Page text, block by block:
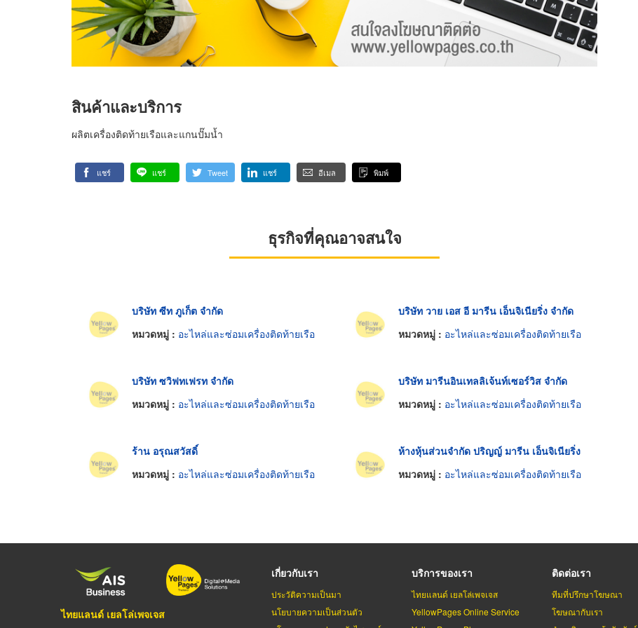
สินค้าและบริการ
ผลิตเครื่องติดท้ายเรือและแกนปั๊มน้ำ
แชร์ แชร์ Tweet แชร์ อีเมล พิมพ์
ธุรกิจที่คุณอาจสนใจ
บริษัท ซีท ภูเก็ต จำกัด
หมวดหมู่ : อะไหล่และซ่อมเครื่องติดท้ายเรือ
บริษัท วาย เอส อี มารีน เอ็นจิเนียริ่ง จำกัด
หมวดหมู่ : อะไหล่และซ่อมเครื่องติดท้ายเรือ
บริษัท ซวิฟทเฟรท จำกัด
หมวดหมู่ : อะไหล่และซ่อมเครื่องติดท้ายเรือ
บริษัท มารีนอินเทลลิเจ้นท์เซอร์วิส จำกัด
หมวดหมู่ : อะไหล่และซ่อมเครื่องติดท้ายเรือ
ร้าน อรุณสวัสดิ์
หมวดหมู่ : อะไหล่และซ่อมเครื่องติดท้ายเรือ
ห้างหุ้นส่วนจำกัด ปริญญ์ มารีน เอ็นจิเนียริ่ง
หมวดหมู่ : อะไหล่และซ่อมเครื่องติดท้ายเรือ
ไทยแลนด์ เยลโล่เพจเจส
เกี่ยวกับเรา
ประวัติความเป็นมา
นโยบายความเป็นส่วนตัว
บริการของเรา
ไทยแลนด์ เยลโล่เพจเจส
YellowPages Online Service
ติดต่อเรา
ทีมที่ปรึกษาโฆษณา
โฆษณากับเรา